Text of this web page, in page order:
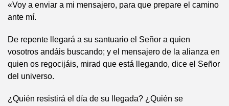
«Voy a enviar a mi mensajero, para que prepare el camino
ante mí.
De repente llegará a su santuario el Señor a quien
vosotros andáis buscando; y el mensajero de la alianza en
quien os regocijáis, mirad que está llegando, dice el Señor
del universo.
¿Quién resistirá el día de su llegada? ¿Quién se